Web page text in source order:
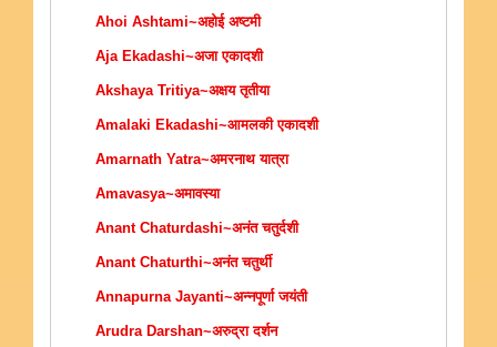
Ahoi Ashtami~अहोई अष्टमी
Aja Ekadashi~अजा एकादशी
Akshaya Tritiya~अक्षय तृतीया
Amalaki Ekadashi~आमलकी एकादशी
Amarnath Yatra~अमरनाथ यात्रा
Amavasya~अमावस्या
Anant Chaturdashi~अनंत चतुर्दशी
Anant Chaturthi~अनंत चतुर्थी
Annapurna Jayanti~अन्नपूर्णा जयंती
Arudra Darshan~अरुद्रा दर्शन